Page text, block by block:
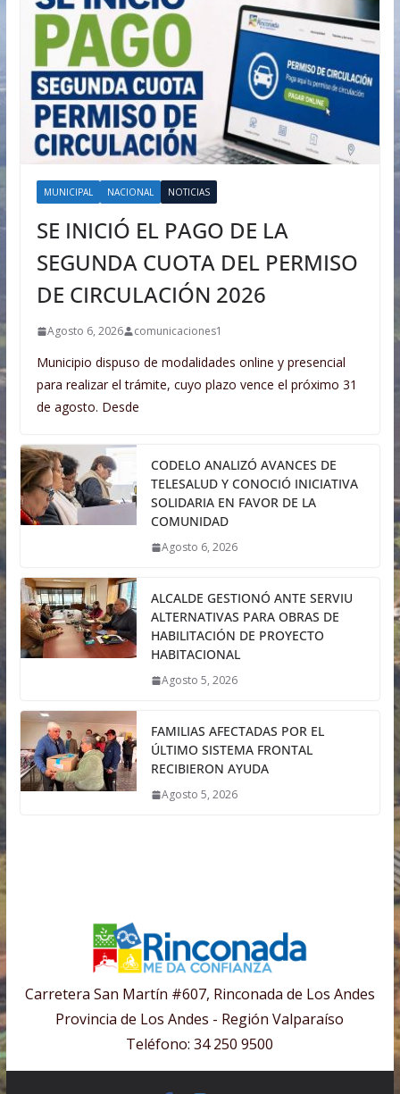
MUNICIPAL NACIONAL NOTICIAS
SE INICIÓ EL PAGO DE LA
SEGUNDA CUOTA DEL PERMISO
DE CIRCULACIÓN 2026
Agosto 6, 2026 comunicaciones1
Municipio dispuso de modalidades online y presencial
para realizar el trámite, cuyo plazo vence el próximo 31
de agosto. Desde
CODELO ANALIZÓ AVANCES DE
TELESALUD Y CONOCIÓ INICIATIVA
SOLIDARIA EN FAVOR DE LA
COMUNIDAD
Agosto 6, 2026
ALCALDE GESTIONÓ ANTE SERVIU
ALTERNATIVAS PARA OBRAS DE
HABILITACIÓN DE PROYECTO
HABITACIONAL
Agosto 5, 2026
FAMILIAS AFECTADAS POR EL
ÚLTIMO SISTEMA FRONTAL
RECIBIERON AYUDA
Agosto 5, 2026
Carretera San Martín #607, Rinconada de Los Andes
Provincia de Los Andes - Región Valparaíso
Teléfono: 34 250 9500